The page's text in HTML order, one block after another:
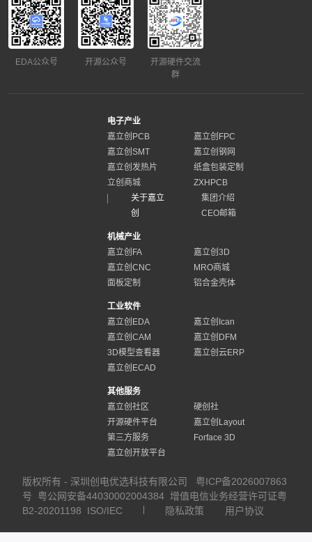
EDA公众号 开源公众号
开源硬件交流
群
电子产业
嘉立创PCB
嘉立创FPC
嘉立创SMT
嘉立创钢网
嘉立创发热片
纸盒包装定制
立创商城
ZXHPCB
关于嘉立
创
集团介绍
CEO邮箱
机械产业
嘉立创FA
嘉立创3D
嘉立创CNC
MRO商城
面板定制
铝合金壳体
工业软件
嘉立创EDA
嘉立创Ican
嘉立创CAM
嘉立创DFM
3D模型查看器
嘉立创云ERP
嘉立创ECAD
其他服务
嘉立创社区
硬创社
开源硬件平台
嘉立创Layout
第三方服务
Forface 3D
嘉立创开放平台
版权所有 - 深圳创电优选科技有限公司
粤ICP备2026007863
号
粤公网安备44030002004384 增值电信业务经营许可证粤
B2-20201198
ISO/IEC 隐私政策 用户协议